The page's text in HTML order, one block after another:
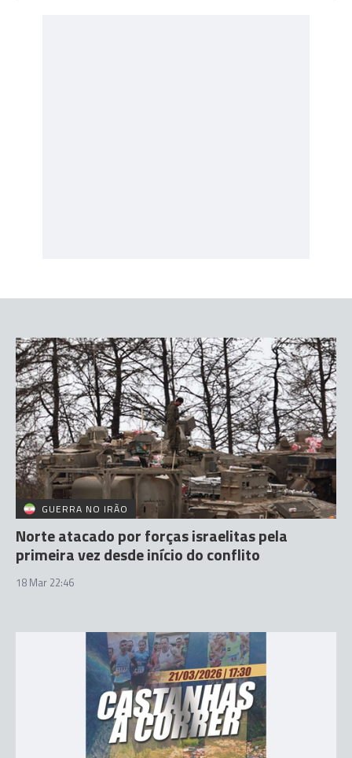
GUERRA NO IRÃO
Norte atacado por forças israelitas pela
primeira vez desde início do conflito
18 Mar 22:46